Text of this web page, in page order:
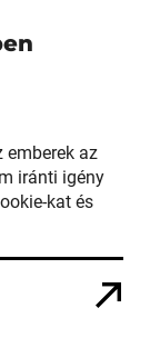
emberek az
iránti igény
kat és